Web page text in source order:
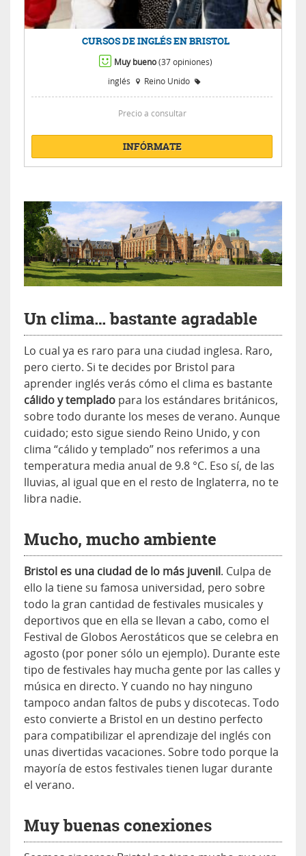
CURSOS DE INGLÉS EN BRISTOL
Muy bueno(37 opiniones)
inglés
Reino Unido
Precio a consultar
INFÓRMATE
Un clima… bastante agradable
Lo cual ya es raro para una ciudad inglesa. Raro,
pero cierto. Si te decides por Bristol para
aprender inglés verás cómo el clima es bastante
cálido y templado para los estándares británicos,
sobre todo durante los meses de verano. Aunque
cuidado; esto sigue siendo Reino Unido, y con
clima “cálido y templado” nos referimos a una
temperatura media anual de 9.8 °C. Eso sí, de las
lluvias, al igual que en el resto de Inglaterra, no te
libra nadie.
Mucho, mucho ambiente
Bristol es una ciudad de lo más juvenil. Culpa de
ello la tiene su famosa universidad, pero sobre
todo la gran cantidad de festivales musicales y
deportivos que en ella se llevan a cabo, como el
Festival de Globos Aerostáticos que se celebra en
agosto (por poner sólo un ejemplo). Durante este
tipo de festivales hay mucha gente por las calles y
música en directo. Y cuando no hay ninguno
tampoco andan faltos de pubs y discotecas. Todo
esto convierte a Bristol en un destino perfecto
para compatibilizar el aprendizaje del inglés con
unas divertidas vacaciones. Sobre todo porque la
mayoría de estos festivales tienen lugar durante
el verano.
Muy buenas conexiones